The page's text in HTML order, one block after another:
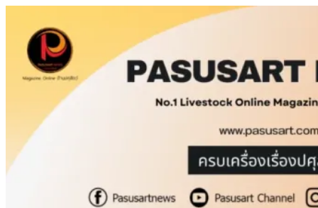
content